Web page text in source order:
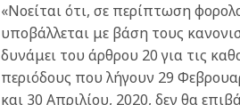
«Νοείται ότι, σε περίπτωση
υποβάλλεται με βάση τους
δυνάμει του άρθρου 20 για τις
περιόδους που λήγουν 29
και 30 Απριλίου, 2020, δεν θα